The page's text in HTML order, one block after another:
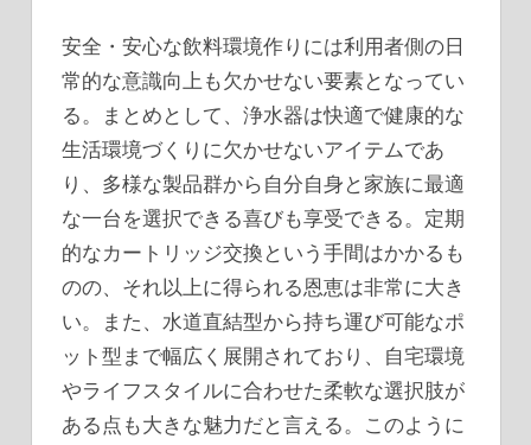
安全・安心な飲料環境作りには利用者側の日
常的な意識向上も欠かせない要素となってい
る。まとめとして、浄水器は快適で健康的な
生活環境づくりに欠かせないアイテムであ
り、多様な製品群から自分自身と家族に最適
な一台を選択できる喜びも享受できる。定期
的なカートリッジ交換という手間はかかるも
のの、それ以上に得られる恩恵は非常に大き
い。また、水道直結型から持ち運び可能なポ
ット型まで幅広く展開されており、自宅環境
やライフスタイルに合わせた柔軟な選択肢が
ある点も大きな魅力だと言える。このように